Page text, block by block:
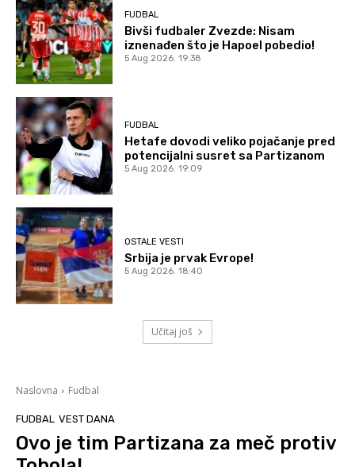
FUDBAL
Bivši fudbaler Zvezde: Nisam
iznenađen što je Hapoel pobedio!
5 Aug 2026. 19:38
FUDBAL
Hetafe dovodi veliko pojačanje pred
potencijalni susret sa Partizanom
5 Aug 2026. 19:09
OSTALE VESTI
Srbija je prvak Evrope!
5 Aug 2026. 18:40
Učitaj još